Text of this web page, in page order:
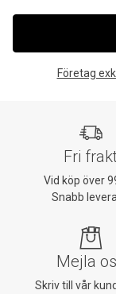
Företag
Fri
Vid köp över
Snabb
Mejla
Skriv till vår